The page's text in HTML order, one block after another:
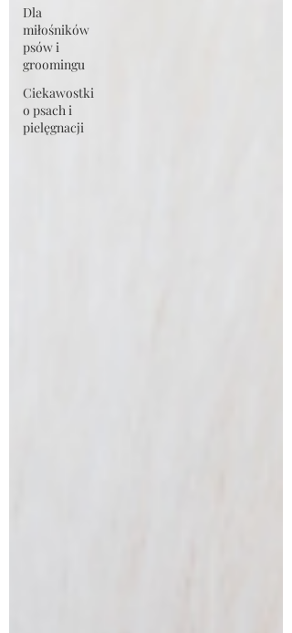
Dla
miłośników
psów i
groomingu
Ciekawostki
o psach i
pielęgnacji